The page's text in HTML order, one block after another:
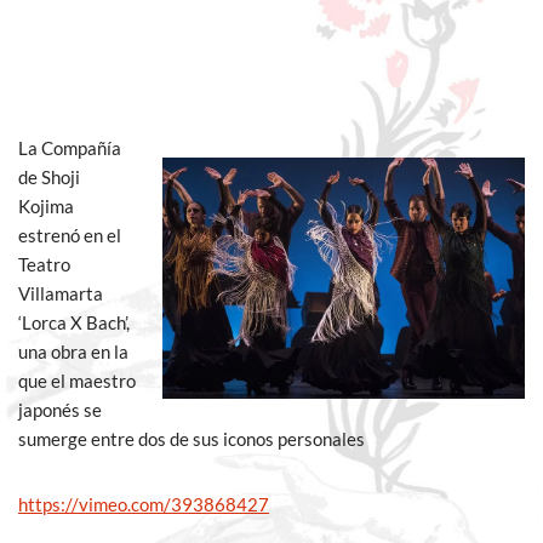
La Compañía
de Shoji
Kojima
estrenó en el
Teatro
Villamarta
‘Lorca X Bach’,
una obra en la
que el maestro
japonés se
sumerge entre dos de sus iconos personales
https://vimeo.com/393868427